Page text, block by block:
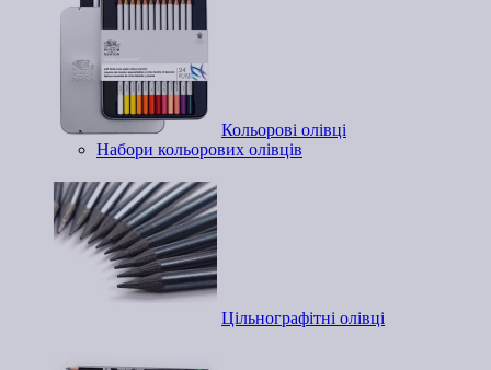
Кольорові олівці
Набори кольорових олівців
Цільнографітні олівці